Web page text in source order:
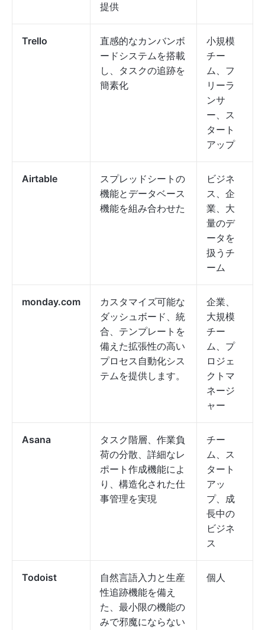
提供
Trello
直感的なカンバンボ
ードシステムを搭載
し、タスクの追跡を
簡素化
小規模
チー
ム、フ
リーラ
ンサ
ー、ス
タート
アップ
Airtable
スプレッドシートの
機能とデータベース
機能を組み合わせた
ビジネ
ス、企
業、大
量のデ
ータを
扱うチ
ーム
monday.com
カスタマイズ可能な
ダッシュボード、統
合、テンプレートを
備えた拡張性の高い
プロセス自動化シス
テムを提供します。
企業、
大規模
チー
ム、プ
ロジェ
クトマ
ネージ
ャー
Asana
タスク階層、作業負
荷の分散、詳細なレ
ポート作成機能によ
り、構造化された仕
事管理を実現
チー
ム、ス
タート
アッ
プ、成
長中の
ビジネ
ス
Todoist
自然言語入力と生産
性追跡機能を備え
た、最小限の機能の
みで邪魔にならない
個人